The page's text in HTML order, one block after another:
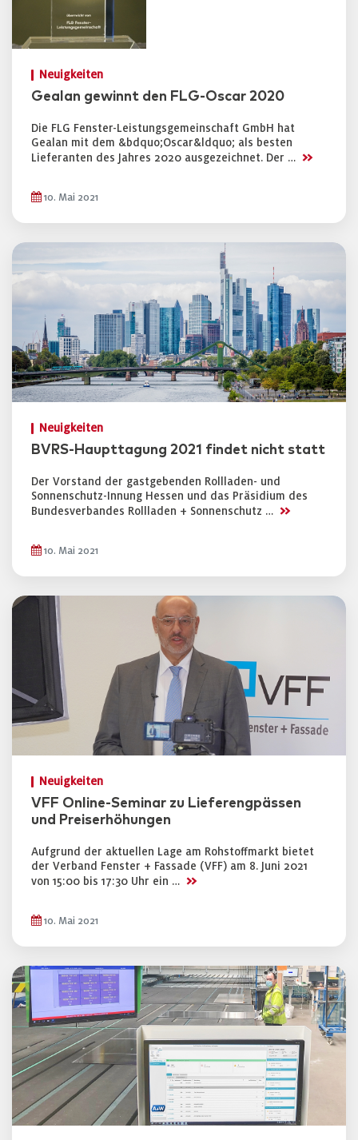
Neuigkeiten
Gealan gewinnt den FLG-Oscar 2020
Die FLG Fenster-Leistungsgemeinschaft GmbH hat
Gealan mit dem &bdquo;Oscar&ldquo; als besten
Lieferanten des Jahres 2020 ausgezeichnet. Der … >>
10. Mai 2021
Neuigkeiten
BVRS-Haupttagung 2021 findet nicht statt
Der Vorstand der gastgebenden Rollladen- und
Sonnenschutz-Innung Hessen und das Präsidium des
Bundesverbandes Rollladen + Sonnenschutz … >>
10. Mai 2021
Neuigkeiten
VFF Online-Seminar zu Lieferengpässen
und Preiserhöhungen
Aufgrund der aktuellen Lage am Rohstoffmarkt bietet
der Verband Fenster + Fassade (VFF) am 8. Juni 2021
von 15:00 bis 17:30 Uhr ein … >>
10. Mai 2021